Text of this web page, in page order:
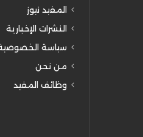
المفيد نيوز
النشرات الإخبارية
سياسة
من نحن
وظائف المفيد